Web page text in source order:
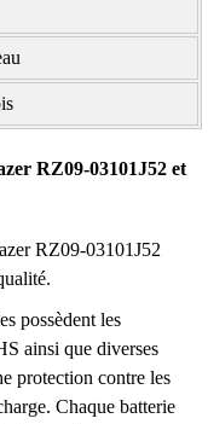
RZ09-03101J52 et
RZ09-03101J52
possèdent les
ainsi que diverses
protection contre les
Chaque batterie